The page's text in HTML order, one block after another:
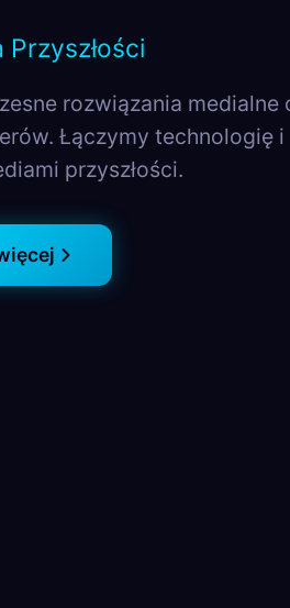
Przyszłości
rozwiązania medialne
Łączymy technologię i
przyszłości.